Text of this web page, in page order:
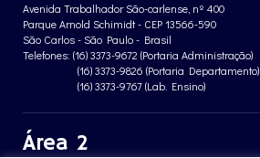
Avenida Trabalhador São-carlense, nº 400
Parque Arnold Schimidt - CEP 13566-590
São Carlos - São Paulo - Brasil
Telefones: (16) 3373-9672 (Portaria Administração)
(16) 3373-9826 (Portaria Departamento)
(16) 3373-9767 (Lab. Ensino)
Área 2